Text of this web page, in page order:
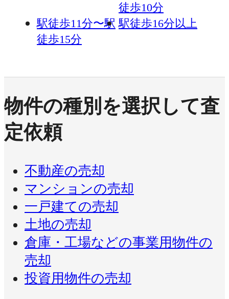
徒歩10分
駅徒歩11分〜駅
徒歩15分
駅徒歩16分以上
物件の種別を選択して査
定依頼
不動産の売却
マンションの売却
一戸建ての売却
土地の売却
倉庫・工場などの事業用物件の
売却
投資用物件の売却